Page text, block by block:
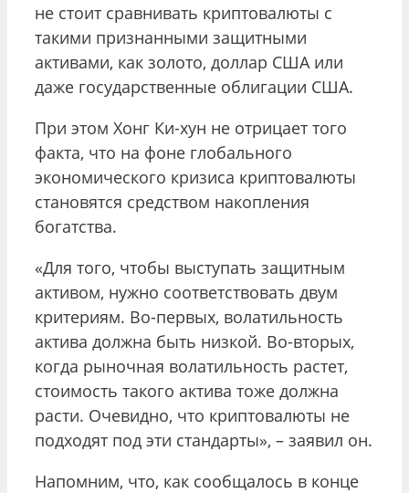
не стоит сравнивать криптовалюты с
такими признанными защитными
активами, как золото, доллар США или
даже государственные облигации США.
При этом Хонг Ки-хун не отрицает того
факта, что на фоне глобального
экономического кризиса криптовалюты
становятся средством накопления
богатства.
«Для того, чтобы выступать защитным
активом, нужно соответствовать двум
критериям. Во-первых, волатильность
актива должна быть низкой. Во-вторых,
когда рыночная волатильность растет,
стоимость такого актива тоже должна
расти. Очевидно, что криптовалюты не
подходят под эти стандарты», – заявил он.
Напомним, что, как сообщалось в конце